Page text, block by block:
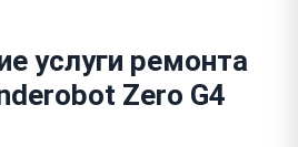
услуги ремонта
Zero G4